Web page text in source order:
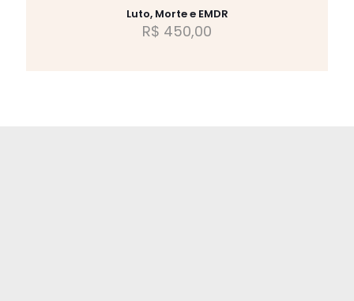
Luto, Morte e EMDR
R$ 450,00